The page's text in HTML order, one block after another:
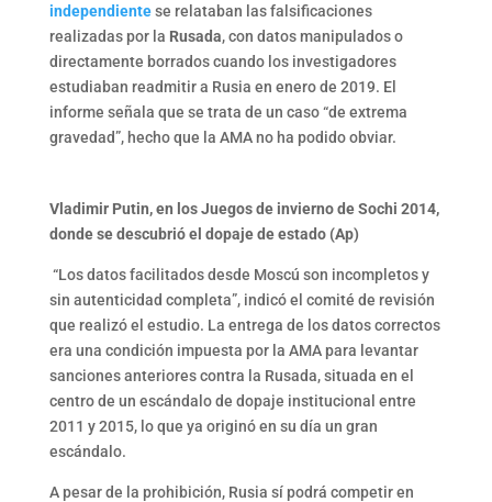
independientese relataban las falsificaciones
realizadas por la Rusada, con datos manipulados o
directamente borrados cuando los investigadores
estudiaban readmitir a Rusia en enero de 2019. El
informe señala que se trata de un caso “de extrema
gravedad”, hecho que la AMA no ha podido obviar.
Vladimir Putin, en los Juegos de invierno de Sochi 2014,
donde se descubrió el dopaje de estado (Ap)
“Los datos facilitados desde Moscú son incompletos y
sin autenticidad completa”, indicó el comité de revisión
que realizó el estudio. La entrega de los datos correctos
era una condición impuesta por la AMA para levantar
sanciones anteriores contra la Rusada, situada en el
centro de un escándalo de dopaje institucional entre
2011 y 2015, lo que ya originó en su día un gran
escándalo.
A pesar de la prohibición, Rusia sí podrá competir en